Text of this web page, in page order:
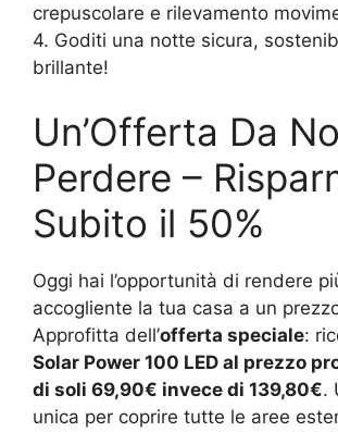
crepuscolare e rilevamento
4. Goditi una notte sicura,
brillante!
Un’Offerta Da
Perdere –
Subito il 50%
Oggi hai l’opportunità di rendere
accogliente la tua casa a un
Approfitta dell’offerta speciale:
Solar Power 100 LED al prezzo
di soli 69,90€ invece di 139,80€.
unica per coprire tutte le aree